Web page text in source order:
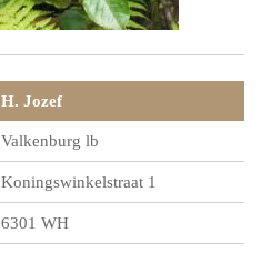
H. Jozef
Valkenburg lb
Koningswinkelstraat 1
6301 WH